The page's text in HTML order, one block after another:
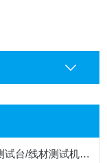
适配车规与消费电子检测，高压线束测试台/线材测试机应用解读